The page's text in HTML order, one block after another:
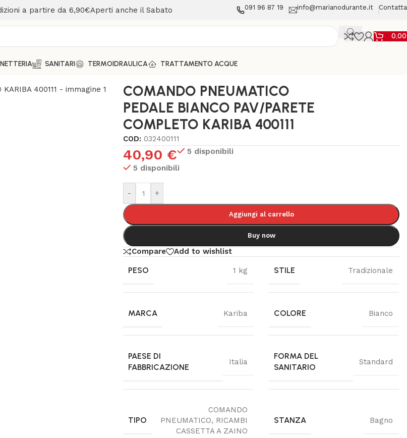
a partire da 6,90€Aperti anche il Sabato 091 96 87 19 info@marianodurante.it
SANITARI TERMOIDRAULICA TRATTAMENTO ACQUE
PEDALE BIANCO PAV/PARETE COMPLETO KARIBA 400111
COMANDO PNEUMATICO
PEDALE BIANCO PAV/PARETE
COMPLETO KARIBA 400111
COD: 032400111
40,90 €
5 disponibili
5 disponibili
- +
Aggiungi al carrello
Buy now
Compare Add to wishlist
PESO 1 kg STILE Tradizionale
MARCA Kariba COLORE Bianco
PAESE DI
FABBRICAZIONE
Italia
FORMA DEL
SANITARIO
Standard
TIPO
COMANDO
PNEUMATICO, RICAMBI
CASSETTA A ZAINO
STANZA Bagno